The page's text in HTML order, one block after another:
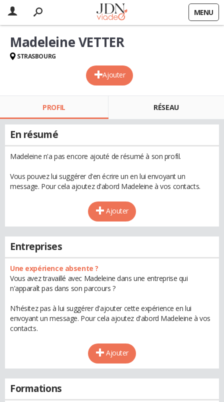
MENU
Ajouter
Madeleine VETTER
STRASBOURG
PROFIL RÉSEAU
En résumé
Madeleine n'a pas encore ajouté de résumé à son profil.
Vous pouvez lui suggérer d'en écrire un en lui envoyant un
message. Pour cela ajoutez d'abord Madeleine à vos contacts.
Ajouter
Entreprises
Une expérience absente ?
Vous avez travaillé avec Madeleine dans une entreprise qui
n'apparaît pas dans son parcours ?
N'hésitez pas à lui suggérer d'ajouter cette expérience en lui
envoyant un message. Pour cela ajoutez d'abord Madeleine à vos
contacts.
Ajouter
Formations